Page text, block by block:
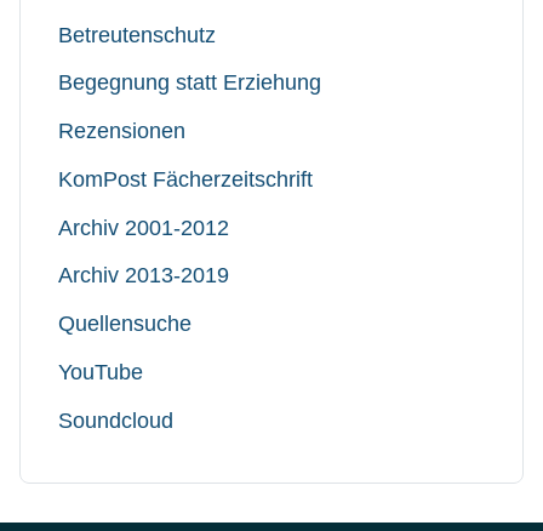
Betreutenschutz
Begegnung statt Erziehung
Rezensionen
KomPost Fächerzeitschrift
Archiv 2001-2012
Archiv 2013-2019
Quellensuche
YouTube
Soundcloud